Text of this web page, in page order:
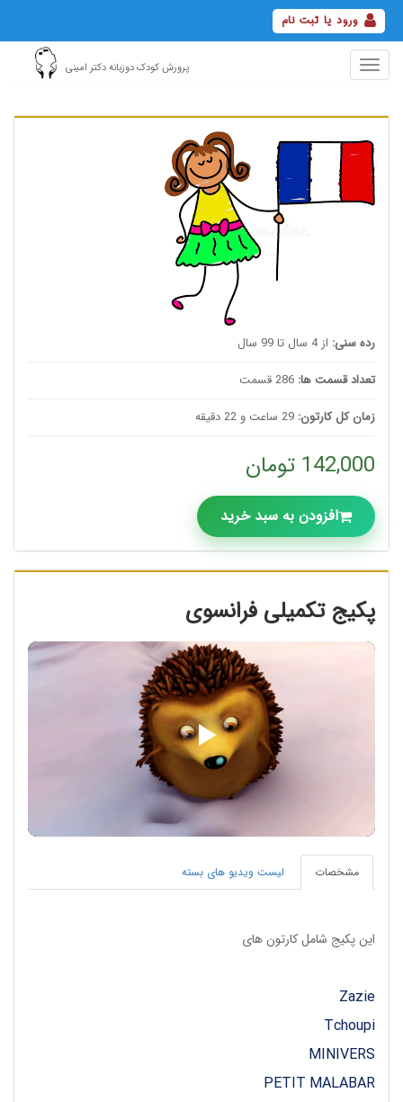
ورود یا ثبت نام
Toggle
navigation پرورش کودک دوزبانه دکتر امینی
رده سنی:از 4 سال تا 99 سال
تعداد قسمت ها: 286 قسمت
زمان کل کارتون:29 ساعت و 22 دقیقه
142,000 تومان
افزودن به سبد خرید
پکیج تکمیلی فرانسوی
Play
Video
مشخصات لیست ویدیو های بسته
این پکیج شامل کارتون های
Zazie
Tchoupi
MINIVERS
PETIT MALABAR